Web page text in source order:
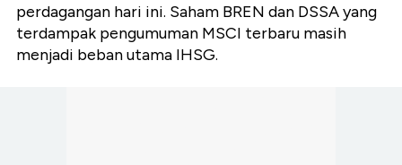
perdagangan hari ini. Saham BREN dan DSSA yang
terdampak pengumuman MSCI terbaru masih
menjadi beban utama IHSG.